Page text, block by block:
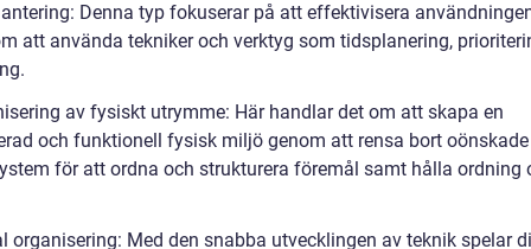
Denna typ fokuserar på att effektivisera
att använda tekniker och verktyg som tidsplanering,
av fysiskt utrymme: Här handlar det om att skapa en
och funktionell fysisk miljö genom att rensa bort oönskade
för att ordna och strukturera föremål samt hålla ordning
organisering: Med den snabba utvecklingen av teknik spelar